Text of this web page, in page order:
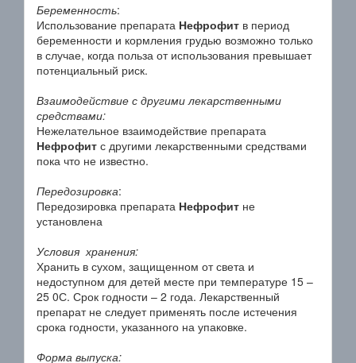
Беременность:
Использование препарата Нефрофит в период
беременности и кормления грудью возможно только
в случае, когда польза от использования превышает
потенциальный риск.
Взаимодействие с другими лекарственными
средствами:
Нежелательное взаимодействие препарата
Нефрофит с другими лекарственными средствами
пока что не известно.
Передозировка:
Передозировка препарата Нефрофит не
установлена
Условия хранения:
Хранить в сухом, защищенном от света и
недоступном для детей месте при температуре 15 –
25 0С. Срок годности – 2 года. Лекарственный
препарат не следует применять после истечения
срока годности, указанного на упаковке.
Форма выпуска: